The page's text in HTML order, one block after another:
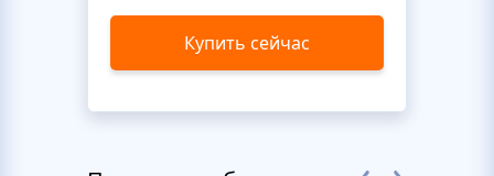
Купить сейчас